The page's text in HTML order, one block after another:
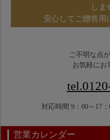
しま
安心してご贈答用
ご不明な点
お気軽にお
対応時間 9：00～17
営業カレンダー